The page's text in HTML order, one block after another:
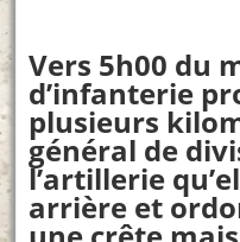
Vers 5h00 du
d’infanterie
plusieurs
général de
l’artillerie
arrière et